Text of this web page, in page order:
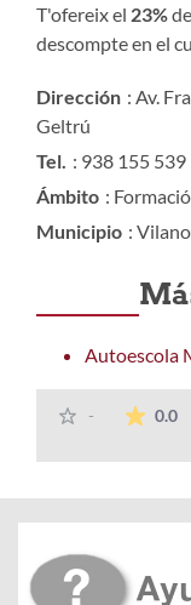
T'ofereix el 23%
descompte en el
Dirección : Av.
Geltrú
Tel. : 938 155 539
Ámbito : Formació
Municipio :
Autoescola
- 0.0